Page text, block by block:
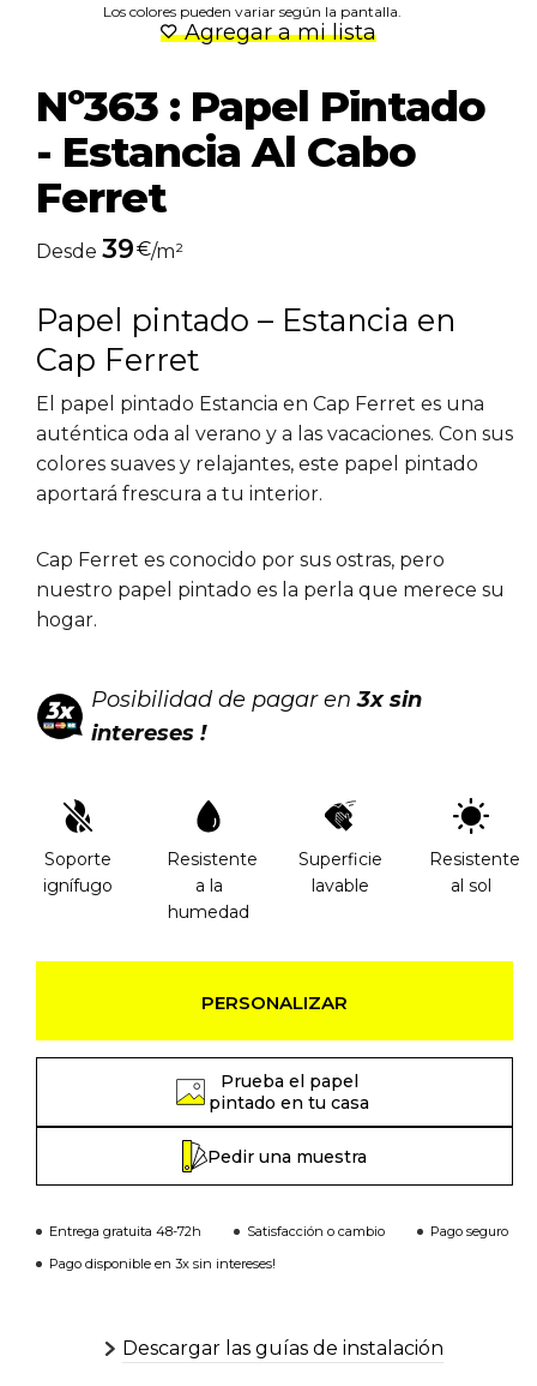
Los colores pueden variar según la pantalla.
Agregar a mi lista
Nº363 : Papel Pintado
- Estancia Al Cabo
Ferret
Desde 39€/m²
Papel pintado – Estancia en
Cap Ferret
El papel pintado Estancia en Cap Ferret es una
auténtica oda al verano y a las vacaciones. Con sus
colores suaves y relajantes, este papel pintado
aportará frescura a tu interior.
Cap Ferret es conocido por sus ostras, pero
nuestro papel pintado es la perla que merece su
hogar.
Posibilidad de pagar en3x sin
intereses !
Soporte
ignífugo
Resistente
a la
humedad
Superficie
lavable
Resistente
al sol
PERSONALIZAR
Prueba el papel
pintado en tu casa
Pedir una muestra
Entrega gratuita 48-72h Satisfacción o cambio
Pago seguro
Pago disponible en 3x sin intereses!
Descargar las guías de instalación